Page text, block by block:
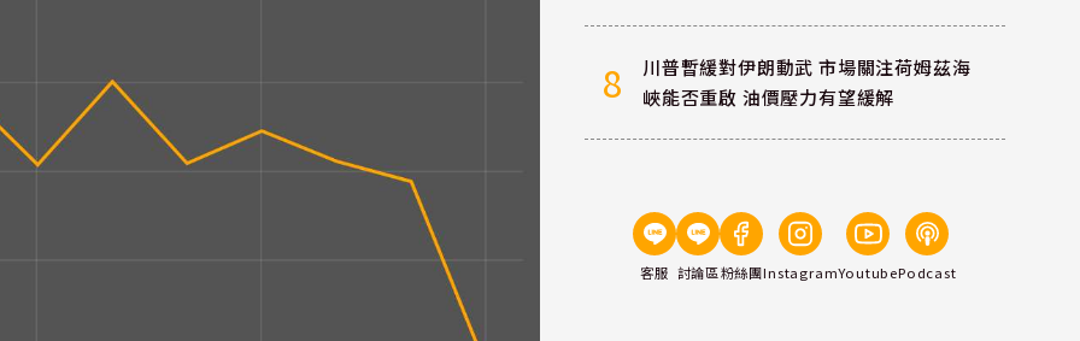
8
川普暫緩對伊朗動武 市場關注荷姆茲海
峽能否重啟 油價壓力有望緩解
客服 討論區粉絲團InstagramYoutubePodcast